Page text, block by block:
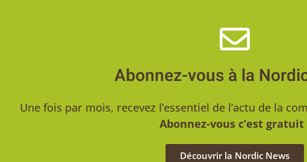
Abonnez-vous à la
Une fois par mois, recevez l’essentiel de l’actu de la
Abonnez-vous c’est gratuit
Découvrir la Nordic News